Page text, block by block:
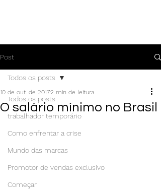
Post
Todos os posts
trabalhador temporário
Como enfrentar a crise
Mundo das marcas
Promotor de vendas exclusivo
Começar
Todos os posts
O salário mínimo no Brasil
10 de out. de 20172 min de leitura